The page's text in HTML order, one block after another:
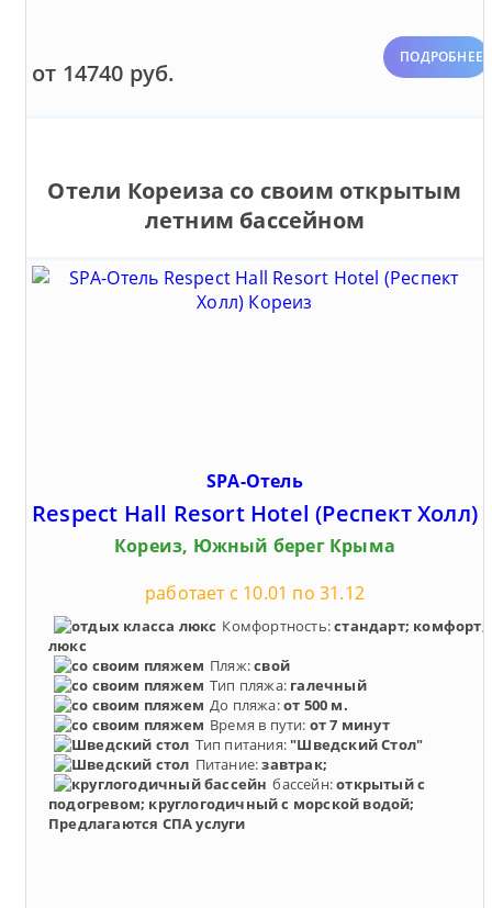
от 14740 руб.
ПОДРОБНЕЕ
Отели Кореиза со своим открытым
летним бассейном
SPA-Отель
Respect Hall Resort Hotel (Респект Холл)
Кореиз, Южный берег Крыма
работает с 10.01 по 31.12
Комфортность:стандарт; комфорт;
люкс
Пляж:свой
Тип пляжа: галечный
До пляжа:от 500 м.
Время в пути: от 7 минут
Тип питания: "Шведский Стол"
Питание:завтрак;
бассейн:открытый с
подогревом; круглогодичный с морской водой;
Предлагаются СПА услуги